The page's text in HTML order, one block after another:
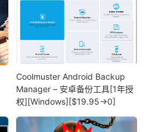
Coolmuster Android Backup
Manager – 安卓备份工具[1年授
权][Windows][$19.95→0]